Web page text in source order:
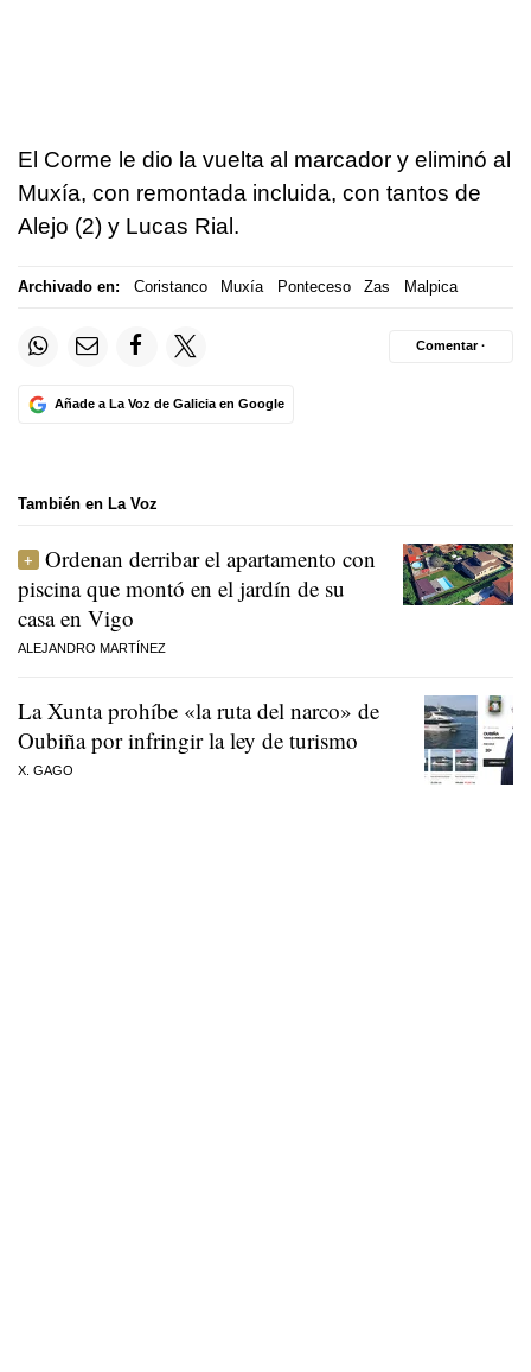
El Corme le dio la vuelta al marcador y eliminó al
Muxía, con remontada incluida, con tantos de
Alejo (2) y Lucas Rial.
Archivado en: Coristanco Muxía Ponteceso Zas Malpica
Añade a La Voz de Galicia en Google
Comentar ·
También en La Voz
Ordenan derribar el apartamento con
piscina que montó en el jardín de su
casa en Vigo
ALEJANDRO MARTÍNEZ
La Xunta prohíbe «la ruta del narco» de
Oubiña por infringir la ley de turismo
X. GAGO